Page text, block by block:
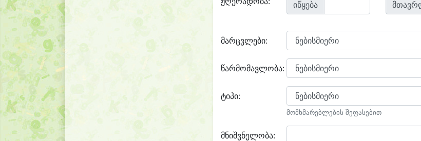
იწყება
მარცვლები:
წარმომავლობა:
ტიპი:
მომხმარებლების შეფასებით
მნიშვნელობა: